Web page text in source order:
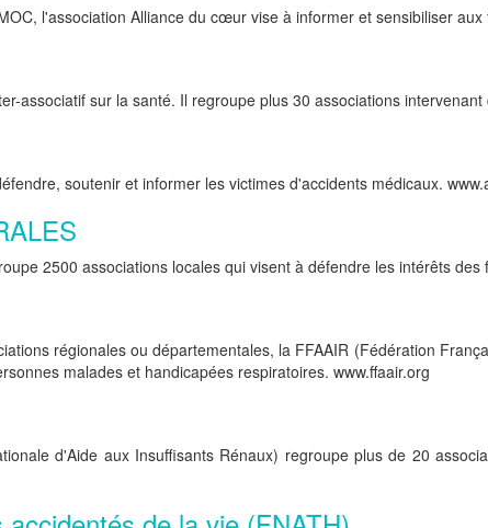
l'association Alliance du cœur vise à informer et sensibiliser
associatif sur la santé. Il regroupe plus 30 associations
soutenir et informer les victimes d'accidents médicaux.
2500 associations locales qui visent à défendre les intérêts
régionales ou départementales, la FFAAIR (Fédération
malades et handicapées respiratoires. www.ffaair.org
d'Aide aux Insuffisants Rénaux) regroupe plus de 20